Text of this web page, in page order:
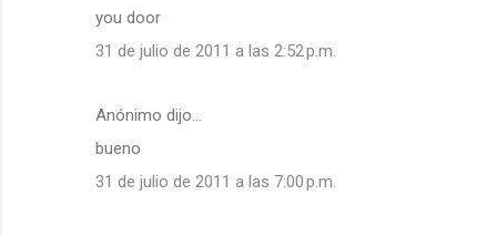
you door
31 de julio de 2011 a las 2:52 p.m.
Anónimo dijo…
bueno
31 de julio de 2011 a las 7:00 p.m.